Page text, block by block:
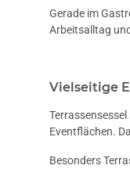
Gerade im
Arbeitsalltag
Vielseitige
Eventflächen.
Besonders